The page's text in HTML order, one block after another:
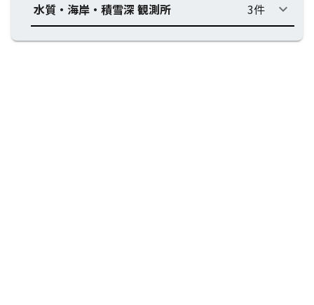
水質・海岸・積雪深 観測所 3件 keyboard_arrow_down